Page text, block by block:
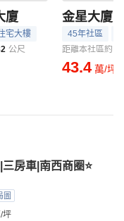
廈
宅大樓
公尺
金星大廈
45年社區
距離本社區約
43.4 萬/坪
房車|南西商圈⭐
圖
坪